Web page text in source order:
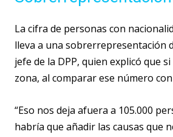
La cifra de personas con
lleva a una sobrerrepresentación
jefe de la DPP, quien explicó que
zona, al comparar ese número
“Eso nos deja afuera a 105.000
habría que añadir las causas que